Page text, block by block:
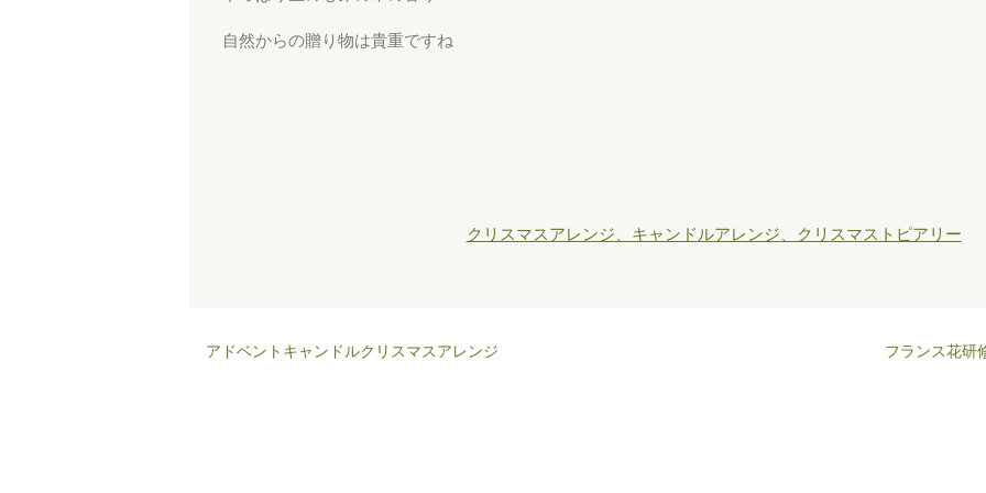
自然からの贈り物は貴重ですね
クリスマスアレンジ、キャンドルアレンジ、クリスマストピアリー
アドベントキャンドルクリスマスアレンジ フランス花研